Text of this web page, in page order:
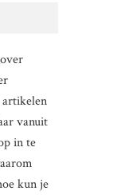
artikelen
vanuit
in te
kun je